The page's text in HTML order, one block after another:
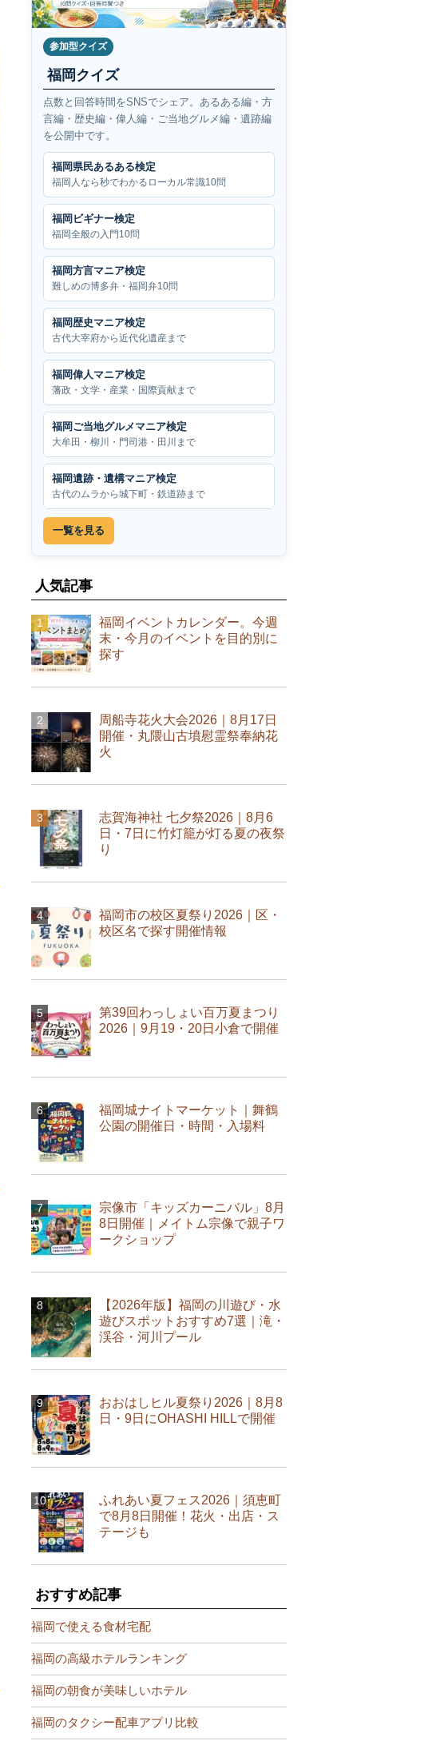
参加型クイズ
福岡クイズ
点数と回答時間をSNSでシェア。あるある編・方
言編・歴史編・偉人編・ご当地グルメ編・遺跡編
を公開中です。
福岡県民あるある検定
福岡人なら秒でわかるローカル常識10問
福岡ビギナー検定
福岡全般の入門10問
福岡方言マニア検定
難しめの博多弁・福岡弁10問
福岡歴史マニア検定
古代大宰府から近代化遺産まで
福岡偉人マニア検定
藩政・文学・産業・国際貢献まで
福岡ご当地グルメマニア検定
大牟田・柳川・門司港・田川まで
福岡遺跡・遺構マニア検定
古代のムラから城下町・鉄道跡まで
一覧を見る
人気記事
福岡イベントカレンダー。今週
末・今月のイベントを目的別に
探す
周船寺花火大会2026｜8月17日
開催・丸隈山古墳慰霊祭奉納花
火
志賀海神社 七夕祭2026｜8月6
日・7日に竹灯籠が灯る夏の夜祭
り
福岡市の校区夏祭り2026｜区・
校区名で探す開催情報
第39回わっしょい百万夏まつり
2026｜9月19・20日小倉で開催
福岡城ナイトマーケット｜舞鶴
公園の開催日・時間・入場料
宗像市「キッズカーニバル」8月
8日開催｜メイトム宗像で親子ワ
ークショップ
【2026年版】福岡の川遊び・水
遊びスポットおすすめ7選｜滝・
渓谷・河川プール
おおはしヒル夏祭り2026｜8月8
日・9日にOHASHI HILLで開催
ふれあい夏フェス2026｜須恵町
で8月8日開催！花火・出店・ス
テージも
おすすめ記事
福岡で使える食材宅配
福岡の高級ホテルランキング
福岡の朝食が美味しいホテル
福岡のタクシー配車アプリ比較